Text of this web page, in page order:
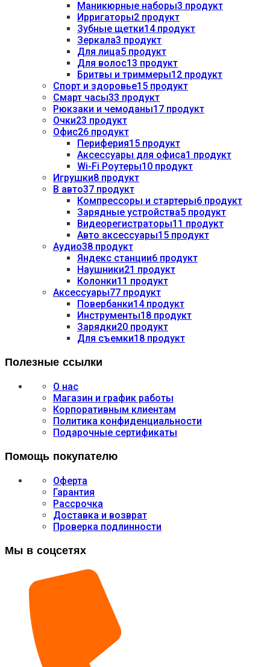
Маникюрные наборы3 продукт
Ирригаторы2 продукт
Зубные щетки14 продукт
Зеркала3 продукт
Для лица5 продукт
Для волос13 продукт
Бритвы и триммеры12 продукт
Спорт и здоровье15 продукт
Смарт часы33 продукт
Рюкзаки и чемоданы17 продукт
Очки23 продукт
Офис26 продукт
Периферия15 продукт
Аксессуары для офиса1 продукт
Wi-Fi Роутеры10 продукт
Игрушки8 продукт
В авто37 продукт
Компрессоры и стартеры6 продукт
Зарядные устройства5 продукт
Видеорегистраторы11 продукт
Авто аксессуары15 продукт
Аудио38 продукт
Яндекс станции6 продукт
Наушники21 продукт
Колонки11 продукт
Аксессуары77 продукт
Повербанки14 продукт
Инструменты18 продукт
Зарядки20 продукт
Для съемки18 продукт
Полезные ссылки
О нас
Магазин и график работы
Корпоративным клиентам
Политика конфиденциальности
Подарочные сертификаты
Помощь покупателю
Оферта
Гарантия
Рассрочка
Доставка и возврат
Проверка подлинности
Мы в соцсетях